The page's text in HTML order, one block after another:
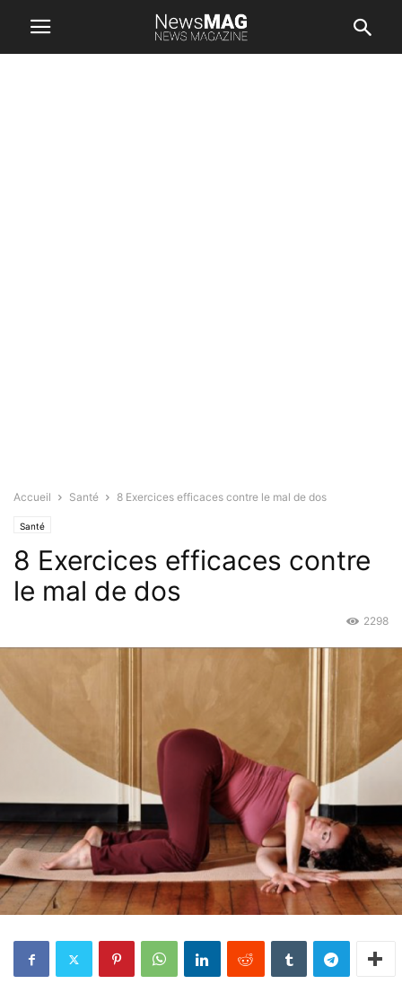
Accueil Santé 8 Exercices efficaces contre le mal de dos
Santé
8 Exercices efficaces contre
le mal de dos
2298